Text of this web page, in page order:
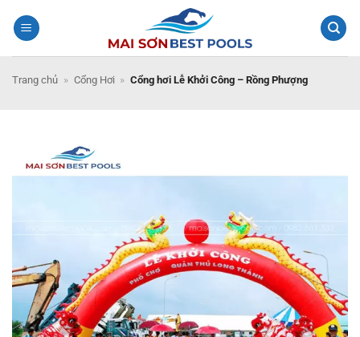
qua
Trang chủ » Cổng Hơi » Cổng hơi Lễ Khởi Công – Rồng Phượng